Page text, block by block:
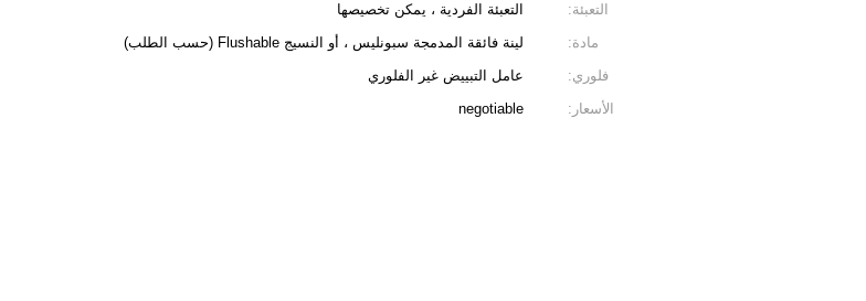
التعبئة:
التعبئة الفردية ، يمكن تخصيصها
مادة:
لينة فائقة المدمجة سبونليس ، أو النسيج Flushable (حسب الطلب)
فلوري:
عامل التبييض غير الفلوري
الأسعار:
negotiable